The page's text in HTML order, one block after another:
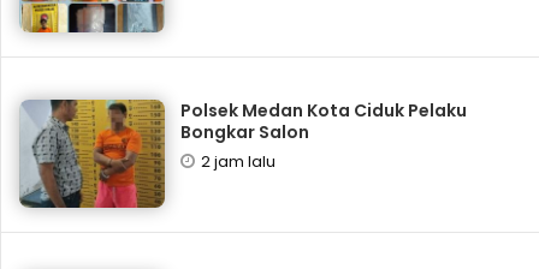
Polsek Medan Kota Ciduk Pelaku
Bongkar Salon
2 jam lalu